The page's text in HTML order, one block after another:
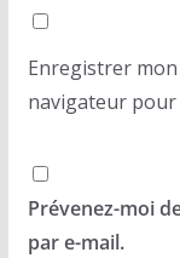
Enregistrer
navigateur
Prévenez-moi
par e-mail.